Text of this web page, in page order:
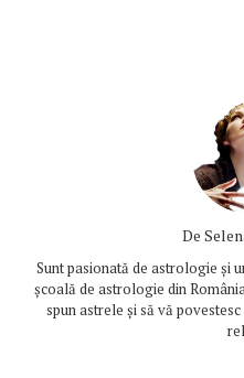
De
Sunt pasionată de astrologie și
școală de astrologie din
spun astrele și să vă